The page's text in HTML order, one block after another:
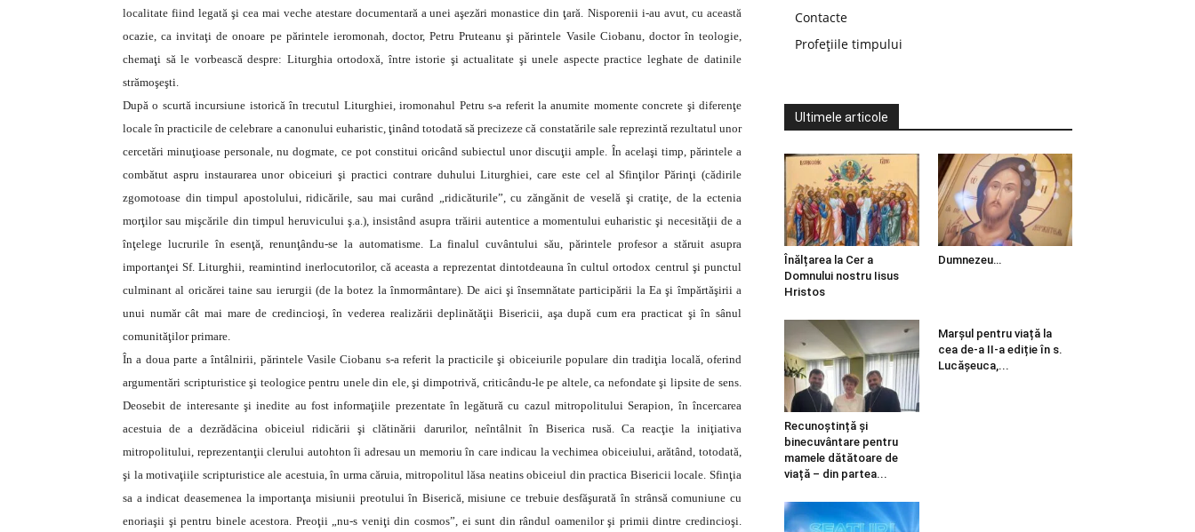
localitate fiind legată şi cea mai veche atestare documentară a unei aşezări monastice din ţară. Nisporenii i-au avut, cu această
ocazie, ca invitaţi de onoare pe părintele ieromonah, doctor, Petru Pruteanu şi părintele Vasile Ciobanu, doctor în teologie,
chemaţi să le vorbească despre: Liturghia ortodoxă, între istorie şi actualitate şi unele aspecte practice leghate de datinile
strămoşeşti.
După o scurtă incursiune istorică în trecutul Liturghiei, iromonahul Petru s-a referit la anumite momente concrete şi diferenţe
locale în practicile de celebrare a canonului euharistic, ţinând totodată să precizeze că constatările sale reprezintă rezultatul unor
cercetări minuţioase personale, nu dogmate, ce pot constitui oricând subiectul unor discuţii ample. În acelaşi timp, părintele a
combătut aspru instaurarea unor obiceiuri şi practici contrare duhului Liturghiei, care este cel al Sfinţilor Părinţi (cădirile
zgomotoase din timpul apostolului, ridicările, sau mai curând „ridicăturile”, cu zăngănit de veselă şi cratiţe, de la ectenia
morţilor sau mişcările din timpul heruvicului ş.a.), insistând asupra trăirii autentice a momentului euharistic şi necesităţii de a
înţelege lucrurile în esenţă, renunţându-se la automatisme. La finalul cuvântului său, părintele profesor a stăruit asupra
importanţei Sf. Liturghii, reamintind inerlocutorilor, că aceasta a reprezentat dintotdeauna în cultul ortodox centrul şi punctul
culminant al oricărei taine sau ierurgii (de la botez la înmormântare). De aici şi însemnătate participării la Ea şi împărtăşirii a
unui număr cât mai mare de credincioşi, în vederea realizării deplinătăţii Bisericii, aşa după cum era practicat şi în sânul
comunităţilor primare.
În a doua parte a întâlnirii, părintele Vasile Ciobanu s-a referit la practicile şi obiceiurile populare din tradiţia locală, oferind
argumentări scripturistice şi teologice pentru unele din ele, şi dimpotrivă, criticându-le pe altele, ca nefondate şi lipsite de sens.
Deosebit de interesante şi inedite au fost informaţiile prezentate în legătură cu cazul mitropolitului Serapion, în încercarea
acestuia de a dezrădăcina obiceiul ridicării şi clătinării darurilor, neîntâlnit în Biserica rusă. Ca reacţie la iniţiativa
mitropolitului, reprezentanţii clerului autohton îi adresau un memoriu în care indicau la vechimea obiceiului, arătând, totodată,
şi la motivaţiile scripturistice ale acestuia, în urma căruia, mitropolitul lăsa neatins obiceiul din practica Bisericii locale. Sfinţia
sa a indicat deasemenea la importanţa misiunii preotului în Biserică, misiune ce trebuie desfăşurată în strânsă comuniune cu
enoriaşii şi pentru binele acestora. Preoţii „nu-s veniţi din cosmos”, ei sunt din rândul oamenilor şi primii dintre credincioşi.
Contacte
Profețiile timpului
Ultimele articole
Înălțarea la Cer a
Domnului nostru Iisus
Hristos
Dumnezeu…
Recunoștință și
binecuvântare pentru
mamele dătătoare de
viață – din partea...
Marșul pentru viață la
cea de-a II-a ediție în s.
Lucășeuca,...